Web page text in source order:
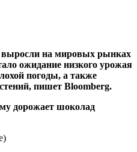
выросли на мировых рынках
ожидание низкого урожая
погоды, а также
пишет Bloomberg.